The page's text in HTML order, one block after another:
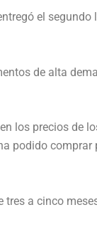
el
de alta
los precios
podido
a cinco